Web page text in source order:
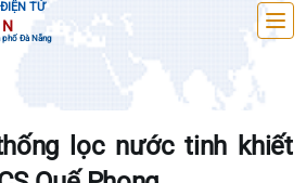
TỬ
phố Đà Nẵng
lọc nước tinh khiết